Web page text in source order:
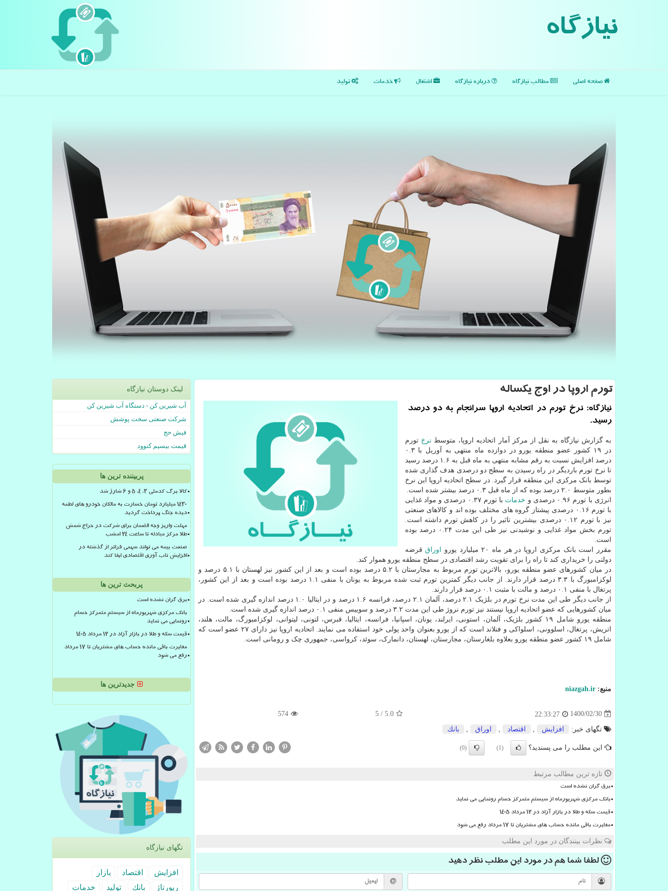
نیازگاه
صفحه اصلی مطالب نیازگاه درباره نیازگاه اشتغال خدمات تولید
تورم اروپا در اوج یكساله
نیازگاه: نرخ تورم در اتحادیه اروپا سرانجام به دو درصد
رسید.
به گزارش نیازگاه به نقل از مرکز آمار اتحادیه اروپا، متوسط نرخ تورم
در ۱۹ کشور عضو منطقه یورو در دوازده ماه منتهی به آوریل با ۰.۳
درصد افزایش نسبت به رقم مشابه منتهی به ماه قبل به ۱.۶ درصد رسید
تا نرخ تورم باردیگر در راه رسیدن به سطح دو درصدی هدف گذاری شده
توسط بانک مرکزی این منطقه قرار گیرد. در سطح اتحادیه اروپا این نرخ
بطور متوسط ۲.۰ درصد بوده که از ماه قبل ۰.۳ درصد بیشتر شده است.
انرژی با تورم ۰.۹۶ درصدی و
خدمات
با تورم ۰.۳۷ درصدی و مواد غذایی
با تورم ۰.۱۶ درصدی پیشتاز گروه های مختلف بوده اند و کالاهای صنعتی
نیز با تورم ۰.۱۲ درصدی بیشترین تاثیر را در کاهش تورم داشته است.
تورم بخش مواد غذایی و نوشیدنی نیز طی این مدت ۰.۲۴ درصد بوده
است.
مقرر است بانک مرکزی اروپا در هر ماه ۲۰ میلیارد یورو
اوراققرضه
دولتی را خریداری کند تا راه را برای تقویت رشد اقتصادی در سطح منطقه یورو هموار کند.
در میان کشورهای عضو منطقه یورو، بالاترین تورم مربوط به مجارستان با ۵.۲ درصد بوده است و بعد از این کشور نیز لهستان با ۵.۱ درصد و
لوکزامبورگ با ۳.۳ درصد قرار دارند. از جانب دیگر کمترین تورم ثبت شده مربوط به یونان با منفی ۱.۱ درصد بوده است و بعد از این کشور،
پرتغال با منفی ۰.۱ درصد و مالت با مثبت ۰.۱ درصد قرار دارند.
از جانب دیگر طی این مدت نرخ تورم در بلژیک ۲.۱ درصد، آلمان ۲.۱ درصد، فرانسه ۱.۶ درصد و در ایتالیا ۱.۰ درصد اندازه گیری شده است. در
میان کشورهایی که عضو اتحادیه اروپا نیستند نیز تورم نروژ طی این مدت ۳.۲ درصد و سوییس منفی ۰.۱ درصد اندازه گیری شده است.
منطقه یورو شامل ۱۹ کشور بلژیک، آلمان، استونی، ایرلند، یونان، اسپانیا، فرانسه، ایتالیا، قبرس، لتونی، لیتوانی، لوکزامبورگ، مالت، هلند،
اتریش، پرتغال، اسلوونی، اسلواکی و فنلاند است که از یورو بعنوان واحد پولی خود استفاده می نمایند. اتحادیه اروپا نیز دارای ۲۷ عضو است که
شامل ۱۹ کشور عضو منطقه یورو بعلاوه بلغارستان، مجارستان، لهستان، دانمارک، سوئد، کرواسی، جمهوری چک و رومانی است.
منبع: niazgah.ir
1400/02/30
22:33:27
5.0
/
5
574
تگهای خبر: افزایش اقتصاد اوراق بانك
این مطلب را می پسندید؟ (1)
(0)
تازه ترین مطالب مرتبط
برق گران نشده است
بانک مرکزی شهریورماه از سیستم متمرکز حسام رونمایی می نماید
قیمت سکه و طلا در بازار آزاد در ۱۲ مرداد ۱۴۰۵
مغایرت باقی مانده حساب های مشتریان تا 17 مرداد رفع می شود
نظرات بینندگان در مورد این مطلب
لطفا شما همدر مورد این مطلب نظر دهید
لینک دوستان نیازگاه
آب شیرین کن - دستگاه آب شیرین کن
شرکت صنعتی سخت پوشش
فیش حج
قیمت بیسیم کنوود
پربیننده ترین ها
کالا برگ کدملی 3، 4، 5 و 6 شارژ شد
۱۴۳۰ میلیارد تومان خسارت به مالکان خودرو های لطمه
دیده جنگ پرداخت گردید
مهلت واریز وجه الضمان برای شرکت در حراج شمش
طلا مرکز مبادله تا ساعت ۲۴ امشب
صنعت بیمه می تواند سهمی فراتر از گذشته در
افزایش تاب آوری اقتصادی ایفا کند
پربحث ترین ها
برق گران نشده است
بانک مرکزی شهریورماه از سیستم متمرکز حسام
رونمایی می نماید
قیمت سکه و طلا در بازار آزاد در ۱۲ مرداد ۱۴۰۵
مغایرت باقی مانده حساب های مشتریان تا 17 مرداد
رفع می شود
جدیدترین ها
تگهای نیازگاه
افزایش اقتصاد
بازار
رپورتاژ
بانك تولید خدمات